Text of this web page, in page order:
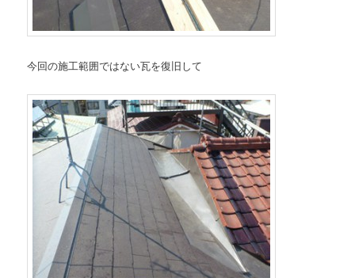
今回の施工範囲ではない瓦を復旧して